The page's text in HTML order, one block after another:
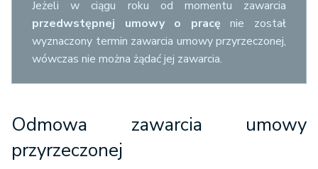
Jeżeli w ciągu roku od momentu zawarcia
przedwstępnej umowy o pracę nie został
wyznaczony termin zawarcia umowy przyrzeczonej,
wówczas nie można żądać jej zawarcia.
Odmowa zawarcia umowy
przyrzeczonej